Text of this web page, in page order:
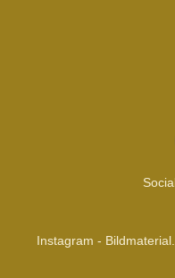
Instagram -